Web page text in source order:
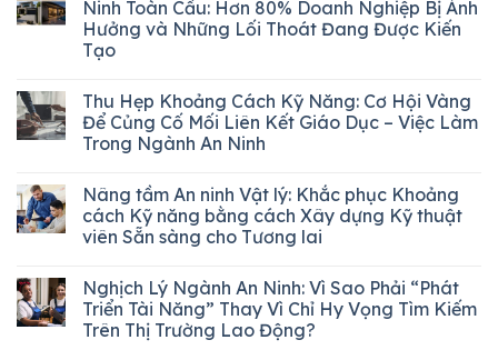
Ninh Toàn Cầu: Hơn 80% Doanh Nghiệp Bị Ảnh
Hưởng và Những Lối Thoát Đang Được Kiến
Tạo
Thu Hẹp Khoảng Cách Kỹ Năng: Cơ Hội Vàng
Để Củng Cố Mối Liên Kết Giáo Dục – Việc Làm
Trong Ngành An Ninh
Nâng tầm An ninh Vật lý: Khắc phục Khoảng
cách Kỹ năng bằng cách Xây dựng Kỹ thuật
viên Sẵn sàng cho Tương lai
Nghịch Lý Ngành An Ninh: Vì Sao Phải “Phát
Triển Tài Năng” Thay Vì Chỉ Hy Vọng Tìm Kiếm
Trên Thị Trường Lao Động?